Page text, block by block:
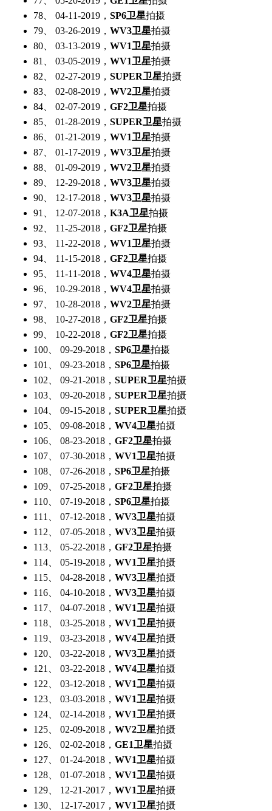
78、 04-11-2019， SP6卫星拍摄
79、 03-26-2019， WV3卫星拍摄
80、 03-13-2019， WV1卫星拍摄
81、 03-05-2019， WV1卫星拍摄
82、 02-27-2019， SUPER卫星拍摄
83、 02-08-2019， WV2卫星拍摄
84、 02-07-2019， GF2卫星拍摄
85、 01-28-2019， SUPER卫星拍摄
86、 01-21-2019， WV1卫星拍摄
87、 01-17-2019， WV3卫星拍摄
88、 01-09-2019， WV2卫星拍摄
89、 12-29-2018， WV3卫星拍摄
90、 12-17-2018， WV3卫星拍摄
91、 12-07-2018， K3A卫星拍摄
92、 11-25-2018， GF2卫星拍摄
93、 11-22-2018， WV1卫星拍摄
94、 11-15-2018， GF2卫星拍摄
95、 11-11-2018， WV4卫星拍摄
96、 10-29-2018， WV4卫星拍摄
97、 10-28-2018， WV2卫星拍摄
98、 10-27-2018， GF2卫星拍摄
99、 10-22-2018， GF2卫星拍摄
100、 09-29-2018， SP6卫星拍摄
101、 09-23-2018， SP6卫星拍摄
102、 09-21-2018， SUPER卫星拍摄
103、 09-20-2018， SUPER卫星拍摄
104、 09-15-2018， SUPER卫星拍摄
105、 09-08-2018， WV4卫星拍摄
106、 08-23-2018， GF2卫星拍摄
107、 07-30-2018， WV1卫星拍摄
108、 07-26-2018， SP6卫星拍摄
109、 07-25-2018， GF2卫星拍摄
110、 07-19-2018， SP6卫星拍摄
111、 07-12-2018， WV3卫星拍摄
112、 07-05-2018， WV3卫星拍摄
113、 05-22-2018， GF2卫星拍摄
114、 05-19-2018， WV1卫星拍摄
115、 04-28-2018， WV3卫星拍摄
116、 04-10-2018， WV3卫星拍摄
117、 04-07-2018， WV1卫星拍摄
118、 03-25-2018， WV1卫星拍摄
119、 03-23-2018， WV4卫星拍摄
120、 03-22-2018， WV3卫星拍摄
121、 03-22-2018， WV4卫星拍摄
122、 03-12-2018， WV1卫星拍摄
123、 03-03-2018， WV1卫星拍摄
124、 02-14-2018， WV1卫星拍摄
125、 02-09-2018， WV2卫星拍摄
126、 02-02-2018， GE1卫星拍摄
127、 01-24-2018， WV1卫星拍摄
128、 01-07-2018， WV1卫星拍摄
129、 12-21-2017， WV1卫星拍摄
130、 12-17-2017， WV1卫星拍摄